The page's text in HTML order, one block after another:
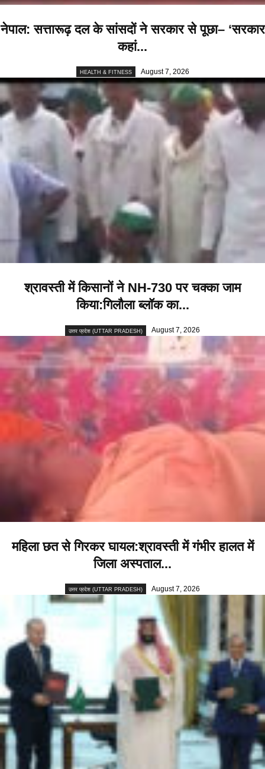
नेपाल: सत्तारूढ़ दल के सांसदों ने सरकार से पूछा– ‘सरकार
कहां...
HEALTH & FITNESS August 7, 2026
श्रावस्ती में किसानों ने NH-730 पर चक्का जाम
किया:गिलौला ब्लॉक का...
उत्तर प्रदेश (UTTAR PRADESH) August 7, 2026
महिला छत से गिरकर घायल:श्रावस्ती में गंभीर हालत में
जिला अस्पताल...
उत्तर प्रदेश (UTTAR PRADESH) August 7, 2026